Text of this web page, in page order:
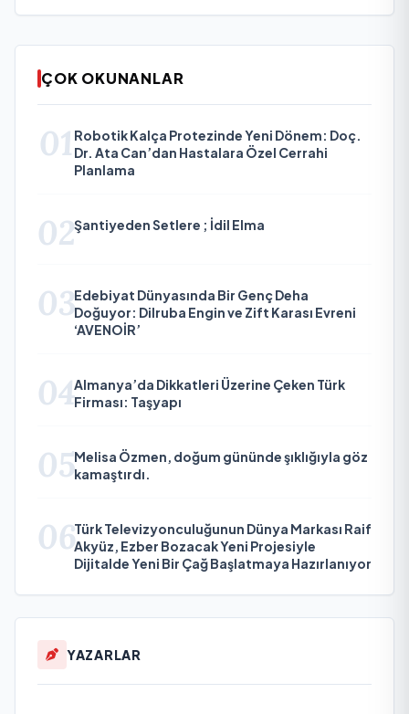
ÇOK OKUNANLAR
01 Robotik Kalça Protezinde Yeni Dönem: Doç.
Dr. Ata Can’dan Hastalara Özel Cerrahi
Planlama
02Şantiyeden Setlere ; İdil Elma
03Edebiyat Dünyasında Bir Genç Deha
Doğuyor: Dilruba Engin ve Zift Karası Evreni
‘AVENOİR’
04Almanya’da Dikkatleri Üzerine Çeken Türk
Firması: Taşyapı
05Melisa Özmen, doğum gününde şıklığıyla göz
kamaştırdı.
06Türk Televizyonculuğunun Dünya Markası Raif
Akyüz, Ezber Bozacak Yeni Projesiyle
Dijitalde Yeni Bir Çağ Başlatmaya Hazırlanıyor
YAZARLAR